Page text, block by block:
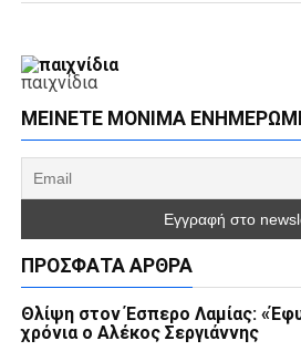
παιχνίδια
ΜΕΊΝΕΤΕ ΜΌΝΙΜΑ
ΠΡΌΣΦΑΤΑ ΆΡΘΡΑ
Θλίψη στον Έσπερο Λαμίας:
χρόνια ο Αλέκος Σεργιάννης